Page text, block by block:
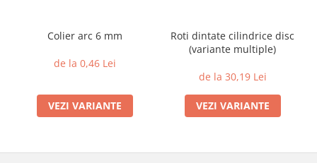
Colier arc 6 mm
de la 0,46 Lei
VEZI VARIANTE
Roti dintate cilindrice disc
(variante multiple)
de la 30,19 Lei
VEZI VARIANTE